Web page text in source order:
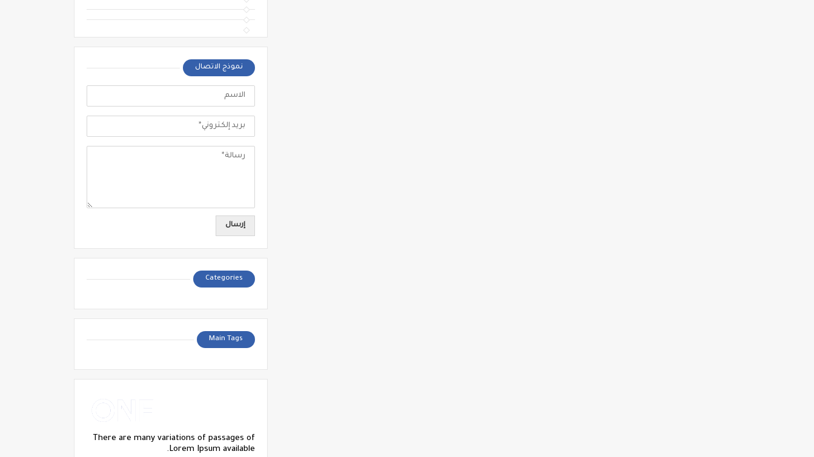
نموذج الاتصال
Categories
Main Tags
There are many variations of passages of
Lorem Ipsum available.